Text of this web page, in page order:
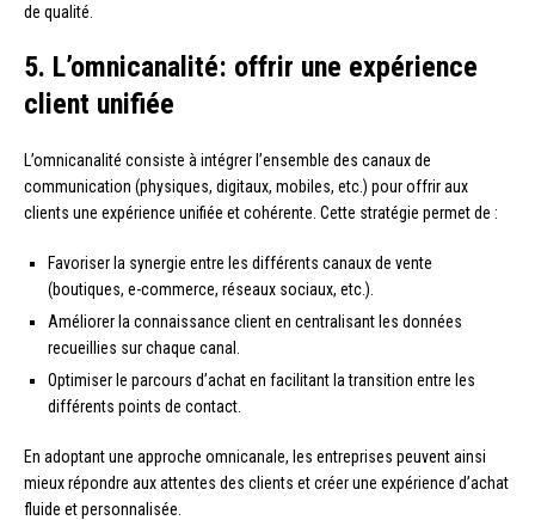
de qualité.
5. L’omnicanalité: offrir une expérience
client unifiée
L’omnicanalité consiste à intégrer l’ensemble des canaux de
communication (physiques, digitaux, mobiles, etc.) pour offrir aux
clients une expérience unifiée et cohérente. Cette stratégie permet de :
Favoriser la synergie entre les différents canaux de vente
(boutiques, e-commerce, réseaux sociaux, etc.).
Améliorer la connaissance client en centralisant les données
recueillies sur chaque canal.
Optimiser le parcours d’achat en facilitant la transition entre les
différents points de contact.
En adoptant une approche omnicanale, les entreprises peuvent ainsi
mieux répondre aux attentes des clients et créer une expérience d’achat
fluide et personnalisée.